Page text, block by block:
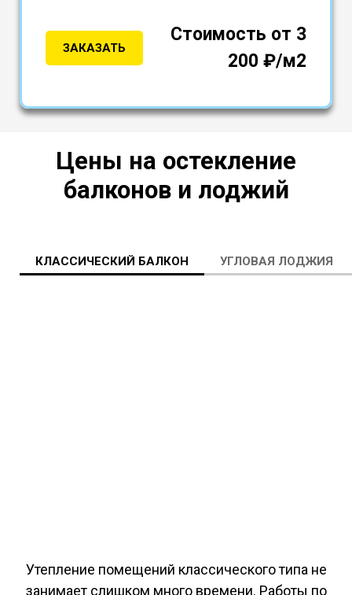
ЗАКАЗАТЬ
Стоимость от 3
200 ₽/м2
Цены на остекление
балконов и лоджий
КЛАССИЧЕСКИЙ БАЛКОН УГЛОВАЯ ЛОДЖИЯ
Утепление помещений классического типа не
занимает слишком много времени. Работы по